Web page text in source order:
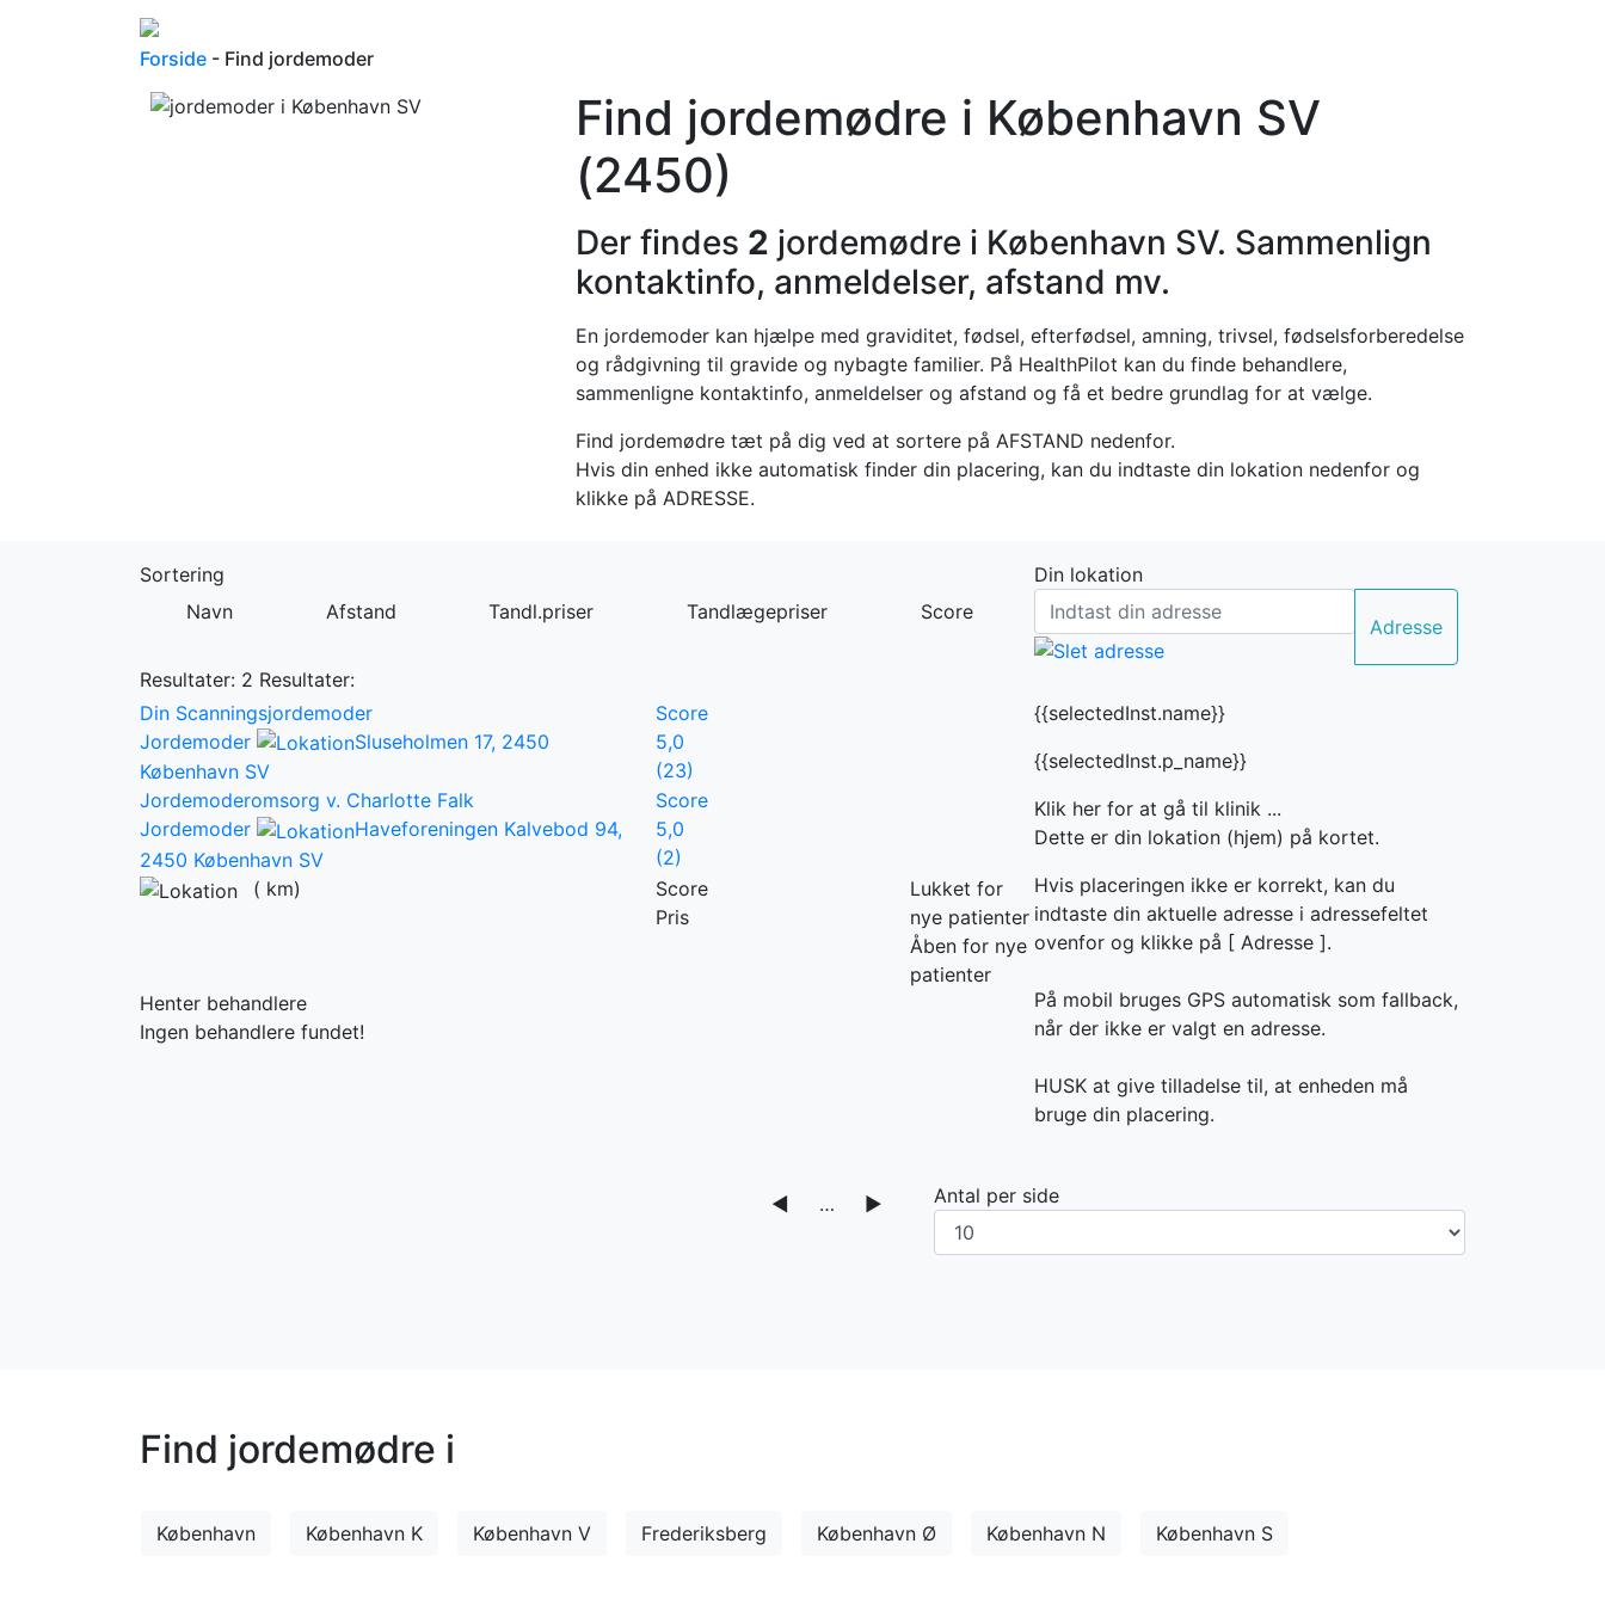
Forside - Find jordemoder
Find jordemødre i København SV
(2450)
Der findes 2 jordemødre i København SV. Sammenlign
kontaktinfo, anmeldelser, afstand mv.
En jordemoder kan hjælpe med graviditet, fødsel, efterfødsel, amning, trivsel, fødselsforberedelse
og rådgivning til gravide og nybagte familier. På HealthPilot kan du finde behandlere,
sammenligne kontaktinfo, anmeldelser og afstand og få et bedre grundlag for at vælge.
Find jordemødre tæt på dig ved at sortere på AFSTAND nedenfor.
Hvis din enhed ikke automatisk finder din placering, kan du indtaste din lokation nedenfor og
klikke på ADRESSE.
Sortering
Navn
Afstand Tandl.priser Tandlægepriser Score
Din lokation
Adresse
Resultater: 2 Resultater:
Din Scanningsjordemoder
Jordemoder
Sluseholmen 17, 2450
København SV
Score
5,0
(23)
Jordemoderomsorg v. Charlotte Falk
Jordemoder
Haveforeningen Kalvebod 94,
2450 København SV
Score
5,0
(2)
( km)
Score
Pris
Lukket for
nye patienter
Åben for nye
patienter
Henter behandlere
Ingen behandlere fundet!
{{selectedInst.name}}
{{selectedInst.p_name}}
Klik her for at gå til klinik ...
Dette er din lokation (hjem) på kortet.
Hvis placeringen ikke er korrekt, kan du
indtaste din aktuelle adresse i adressefeltet
ovenfor og klikke på [ Adresse ].
På mobil bruges GPS automatisk som fallback,
når der ikke er valgt en adresse.
HUSK at give tilladelse til, at enheden må
bruge din placering.
◀ … ▶ Antal per side
Find jordemødre i
København København K København V Frederiksberg København Ø København N København S